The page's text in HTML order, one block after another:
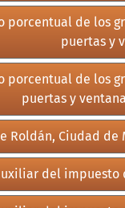
porcentual de los
puertas y
porcentual de los
puertas y
Roldán, Ciudad
del impuesto